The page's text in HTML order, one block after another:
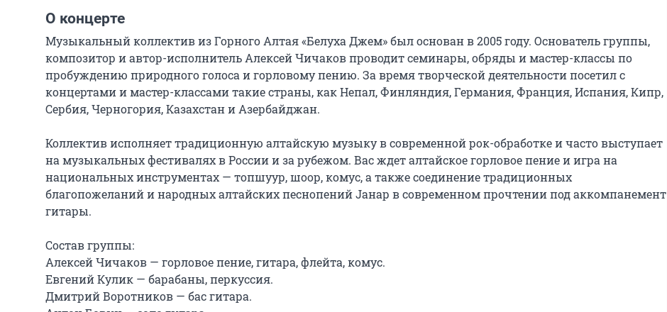
О концерте
Музыкальный коллектив из Горного Алтая «Белуха Джем» был основан в 2005 году. Основатель группы,
композитор и автор-исполнитель Алексей Чичаков проводит семинары, обряды и мастер-классы по
пробуждению природного голоса и горловому пению. За время творческой деятельности посетил с
концертами и мастер-классами такие страны, как Непал, Финляндия, Германия, Франция, Испания, Кипр,
Сербия, Черногория, Казахстан и Азербайджан.
Коллектив исполняет традиционную алтайскую музыку в современной рок-обработке и часто выступает
на музыкальных фестивалях в России и за рубежом. Вас ждет алтайское горловое пение и игра на
национальных инструментах — топшуур, шоор, комус, а также соединение традиционных
благопожеланий и народных алтайских песнопений Jанар в современном прочтении под аккомпанемент
гитары.
Состав группы:
Алексей Чичаков — горловое пение, гитара, флейта, комус.
Евгений Кулик — барабаны, перкуссия.
Дмитрий Воротников — бас гитара.